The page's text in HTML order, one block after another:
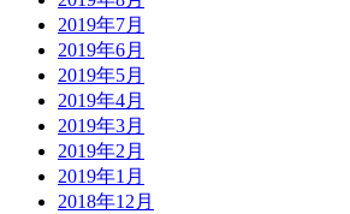
2019年7月
2019年6月
2019年5月
2019年4月
2019年3月
2019年2月
2019年1月
2018年12月